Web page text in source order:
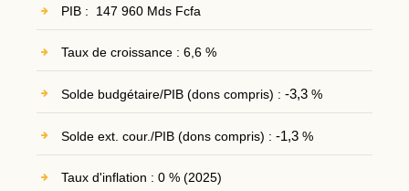
PIB : 147 960 Mds Fcfa
Taux de croissance : 6,6 %
Solde budgétaire/PIB (dons compris) : -3,3%
Solde ext. cour./PIB (dons compris) : -1,3%
Taux d'inflation : 0 % (2025)